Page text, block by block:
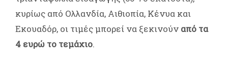
κυρίως από Ολλανδία, Αιθιοπία, Κένυα και
Εκουαδόρ, οι τιμές μπορεί να ξεκινούν από τα
4 ευρώ το τεμάχιο.